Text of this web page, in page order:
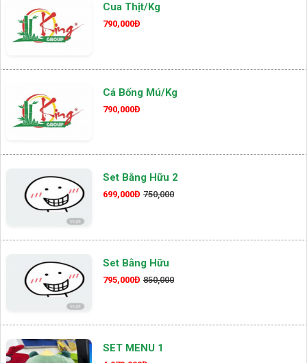
Cua Thịt/kg
790,000Đ
Cá Bống Mú/kg
790,000Đ
Set Bằng Hữu 2
699,000Đ 750,000
Set Bằng Hữu
795,000Đ 850,000
SET MENU 1